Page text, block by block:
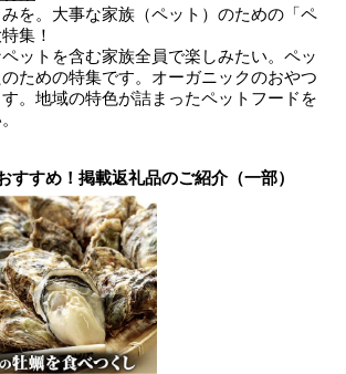
を。大事な家族（ペット）のための「ペ
集！
ットを含む家族全員で楽しみたい。ペッ
のための特集です。オーガニックのおやつ
。地域の特色が詰まったペットフードを
すすめ！掲載返礼品のご紹介（一部）